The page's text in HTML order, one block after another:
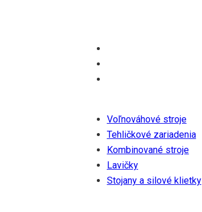
Voľnováhové stroje
Tehličkové zariadenia
Kombinované stroje
Lavičky
Stojany a silové klietky